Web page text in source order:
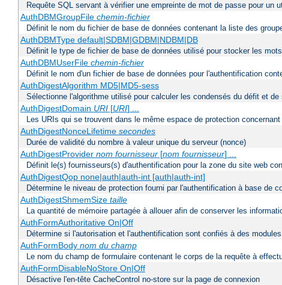
Requête SQL servant à vérifier une empreinte de mot de passe pour un
AuthDBMGroupFile chemin-fichier
Définit le nom du fichier de base de données contenant la liste des
AuthDBMType default|SDBM|GDBM|NDBM|DB
Définit le type de fichier de base de données utilisé pour stocker les
AuthDBMUserFile chemin-fichier
Définit le nom d'un fichier de base de données pour l'authentification
AuthDigestAlgorithm MD5|MD5-sess
Sélectionne l'algorithme utilisé pour calculer les condensés du défit et de
AuthDigestDomain URI[URI] ...
Les URIs qui se trouvent dans le même espace de protection
AuthDigestNonceLifetime secondes
Durée de validité du nombre à valeur unique du serveur (nonce)
AuthDigestProvider nom fournisseur[nom fournisseur] ...
Définit le(s) fournisseurs(s) d'authentification pour la zone du site web
AuthDigestQop none|auth|auth-int [auth|auth-int]
Détermine le niveau de protection fourni par l'authentification à base de
AuthDigestShmemSize taille
La quantité de mémoire partagée à allouer afin de conserver les
AuthFormAuthoritative On|Off
Détermine si l'autorisation et l'authentification sont confiés à des
AuthFormBody nom du champ
Le nom du champ de formulaire contenant le corps de la requête à
AuthFormDisableNoStore On|Off
Désactive l'en-tête CacheControl no-store sur la page de connexion